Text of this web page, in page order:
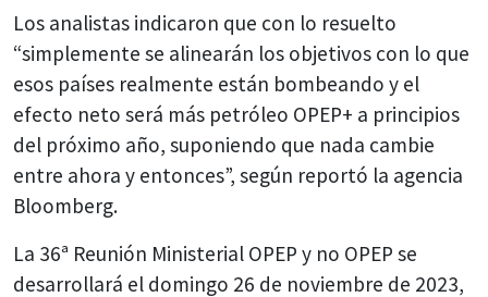
Los analistas indicaron que con lo resuelto
“simplemente se alinearán los objetivos con lo que
esos países realmente están bombeando y el
efecto neto será más petróleo OPEP+ a principios
del próximo año, suponiendo que nada cambie
entre ahora y entonces”, según reportó la agencia
Bloomberg.
La 36ª Reunión Ministerial OPEP y no OPEP se
desarrollará el domingo 26 de noviembre de 2023,